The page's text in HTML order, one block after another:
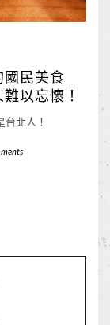
國民美食
以忘懷！
北人！